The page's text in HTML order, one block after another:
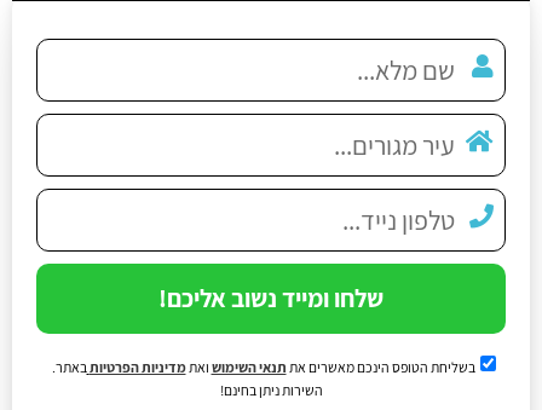
שלחו ומייד נשוב אליכם!
בשליחת הטופס הינכם מאשרים את תנאי השימוש ואתמדיניות הפרטיות באתר.
השירות ניתן בחינם!